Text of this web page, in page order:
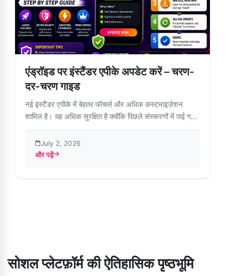
एंड्रॉइड पर इंस्टैंडर एपीके अपडेट करें – चरण-
दर-चरण गाइड
नई इंस्टैंडर एपीके में बेहतर फीचर्स और अधिक कस्टमाइज़ेशन
शामिल है। यह अधिक सुरक्षित है क्योंकि पिछले संस्करणों में पाई ग...
July 2, 2026
और पढ़ें
about एंड्रॉइड पर इंस्टैंडर एपीके अपडेट करें – चरण-दर-चरण गाइड
सोशल प्लेटफ़ॉर्म की ऐतिहासिक पृष्ठभूमि